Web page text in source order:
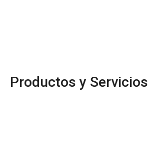
Productos y Servicios